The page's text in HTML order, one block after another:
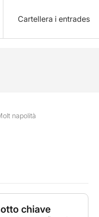
Cartellera i entrades
napolità
chiave